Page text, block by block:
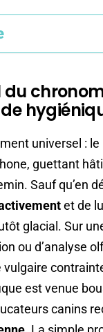
du
universel :
guettant
Sauf qu’en
et de
glacial. Sur
ou d’analyse
vulgaire
est venue
canins